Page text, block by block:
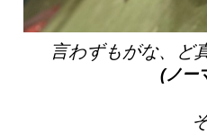
言わずもがな、ど
(ノー